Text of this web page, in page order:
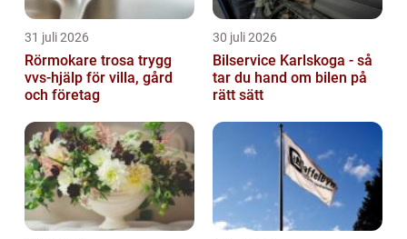
31 juli 2026
Rörmokare trosa trygg
vvs-hjälp för villa, gård
och företag
30 juli 2026
Bilservice Karlskoga - så
tar du hand om bilen på
rätt sätt